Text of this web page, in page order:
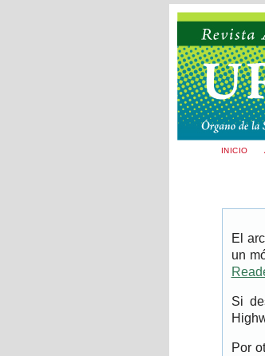
INICIO
El
un
Si
Por